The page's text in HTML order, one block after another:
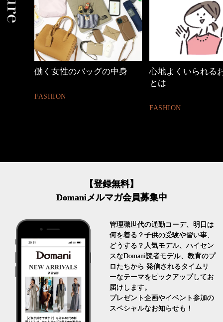
働く女性のバッグの中身
FASHION
心地よくいられる
とは
FASHION
【登録無料】
Domaniメルマガ会員募集中
管理職世代の通勤コーデ、明日は
何を着る？子供の受験や習い事、
どうする？人気モデル、ハイセン
スなDomani読者モデル、教育のプ
ロたちから 発信されるタイムリ
ーなテーマをピックアップしてお
届けします。
プレゼント企画やイベント参加の
スペシャルなお知らせも！